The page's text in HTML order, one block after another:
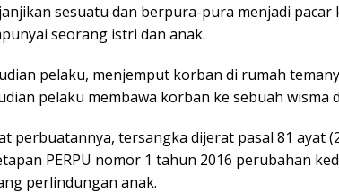
sesuatu dan berpura-pura menjadi
seorang istri dan anak.
pelaku, menjemput korban di rumah
pelaku membawa korban ke sebuah wisma
perbuatannya, tersangka dijerat pasal 81 ayat
PERPU nomor 1 tahun 2016 perubahan
perlindungan anak.